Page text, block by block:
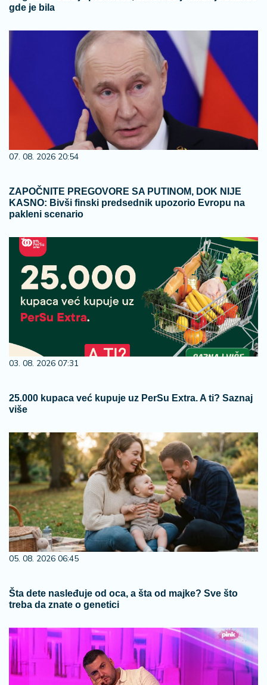
gde je bila
07. 08. 2026 20:54
ZAPOČNITE PREGOVORE SA PUTINOM, DOK NIJE
KASNO: Bivši finski predsednik upozorio Evropu na
pakleni scenario
03. 08. 2026 07:31
25.000 kupaca već kupuje uz PerSu Extra. A ti? Saznaj
više
05. 08. 2026 06:45
Šta dete nasleđuje od oca, a šta od majke? Sve što
treba da znate o genetici